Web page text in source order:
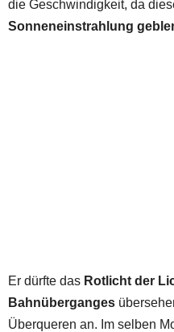
die Geschwindigkeit, da
Sonneneinstrahlung
Er dürfte das Rotlicht der
Bahnüberganges
Überqueren an. Im selben